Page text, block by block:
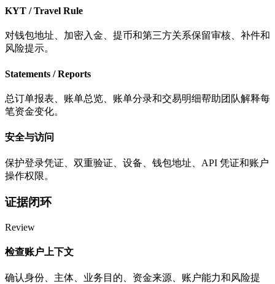
KYT / Travel Rule
对钱包地址、加密入金、提币和第三方关系保留审核、补件和
风险提示。
Statements / Reports
总订单报表、账单总览、账单分录和交易明细帮助团队解释每
笔资金变化。
安全与访问
保护登录凭证、双重验证、设备、钱包地址、API 凭证和账户
操作权限。
证据闭环
Review
检查账户上下文
确认身份、主体、业务目的、资金来源、账户能力和风险提